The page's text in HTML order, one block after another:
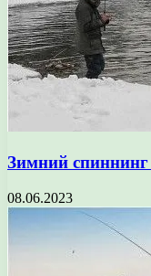
Зимний
08.06.2023